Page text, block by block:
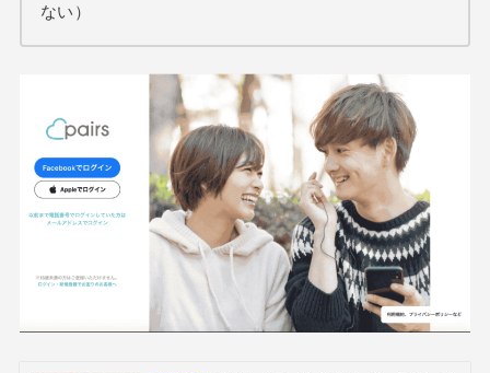
ない）